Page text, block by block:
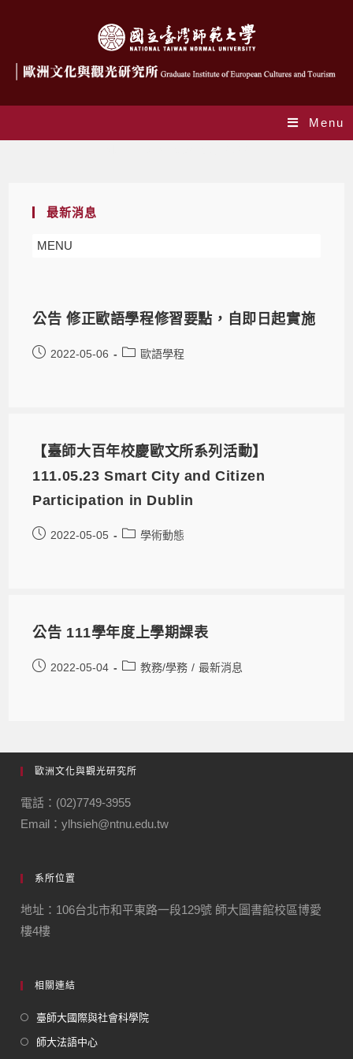
Menu
最新消息
MENU
公告 修正歐語學程修習要點，自即日起實施
2022-05-06 歐語學程
【臺師大百年校慶歐文所系列活動】
111.05.23 Smart City and Citizen
Participation in Dublin
2022-05-05 學術動態
公告 111學年度上學期課表
2022-05-04 教務/學務 / 最新消息
歐洲文化與觀光研究所
電話：(02)7749-3955
Email：ylhsieh@ntnu.edu.tw
系所位置
地址：106台北市和平東路一段129號 師大圖書館校區博愛
樓4樓
相關連結
臺師大國際與社會科學院
師大法語中心